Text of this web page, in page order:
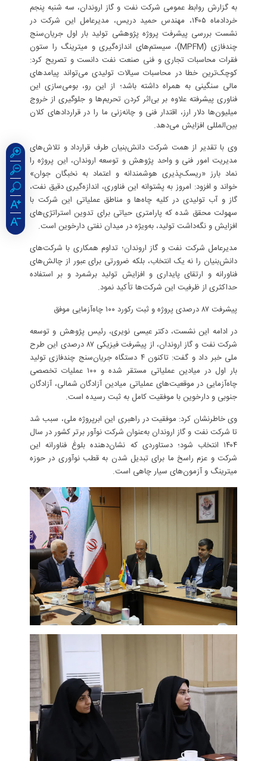
به گزارش روابط عمومی شرکت نفت و گاز اروندان، سه شنبه پنجم
خردادماه ۱۴۰۵، مهندس حمید دریس، مدیرعامل این شرکت در
نشست بررسی پیشرفت پروژه پژوهشی تولید بار اول جریان‌سنج
چندفازی (MPFM)، سیستم‌های اندازه‌گیری و میترینگ را ستون
فقرات محاسبات تجاری و فنی صنعت نفت دانست و تصریح کرد:
کوچک‌ترین خطا در محاسبات سیالات تولیدی می‌تواند پیامدهای
مالی سنگینی به همراه داشته باشد؛ از این رو، بومی‌سازی این
فناوری پیشرفته علاوه بر بی‌اثر کردن تحریم‌ها و جلوگیری از خروج
میلیون‌ها دلار ارز، اقتدار فنی و چانه‌زنی ما را در قراردادهای کلان
بین‌المللی افزایش می‌دهد.
وی با تقدیر از همت شرکت دانش‌بنیان طرف قرارداد و تلاش‌های
مدیریت امور فنی و واحد پژوهش و توسعه اروندان، این پروژه را
نماد بارز «ریسک‌پذیری هوشمندانه و اعتماد به نخبگان جوان»
خواند و افزود: امروز به پشتوانه این فناوری، اندازه‌گیری دقیق نفت،
گاز و آب تولیدی در کلیه چاه‌ها و مناطق عملیاتی این شرکت با
سهولت محقق شده که پارامتری حیاتی برای تدوین استراتژی‌های
افزایش و نگه‌داشت تولید، به‌ویژه در میدان نفتی دارخوین است.
مدیرعامل شرکت نفت و گاز اروندان؛ تداوم همکاری با شرکت‌های
دانش‌بنیان را نه یک انتخاب، بلکه ضرورتی برای عبور از چالش‌های
فناورانه و ارتقای پایداری و افزایش تولید برشمرد و بر استفاده
حداکثری از ظرفیت این شرکت‌ها تأکید نمود.
پیشرفت ۸۷ درصدی پروژه و ثبت رکورد ۱۰۰ چاه‌آزمایی موفق
در ادامه این نشست، دکتر عیسی نویری، رئیس پژوهش و توسعه
شرکت نفت و گاز اروندان، از پیشرفت فیزیکی ۸۷ درصدی این طرح
ملی خبر داد و گفت: تاکنون ۴ دستگاه جریان‌سنج چندفازی تولید
بار اول در میادین عملیاتی مستقر شده و ۱۰۰ عملیات تخصصی
چاه‌آزمایی در موقعیت‌های عملیاتی میادین آزادگان شمالی، آزادگان
جنوبی و دارخوین با موفقیت کامل به ثبت رسیده است.
وی خاطرنشان کرد: موفقیت در راهبری این ابرپروژه ملی، سبب شد
تا شرکت نفت و گاز اروندان به‌عنوان شرکت نوآور برتر کشور در سال
۱۴۰۴ انتخاب شود؛ دستاوردی که نشان‌دهنده بلوغ فناورانه این
شرکت و عزم راسخ ما برای تبدیل شدن به قطب نوآوری در حوزه
میترینگ و آزمون‌های سیار چاهی است.